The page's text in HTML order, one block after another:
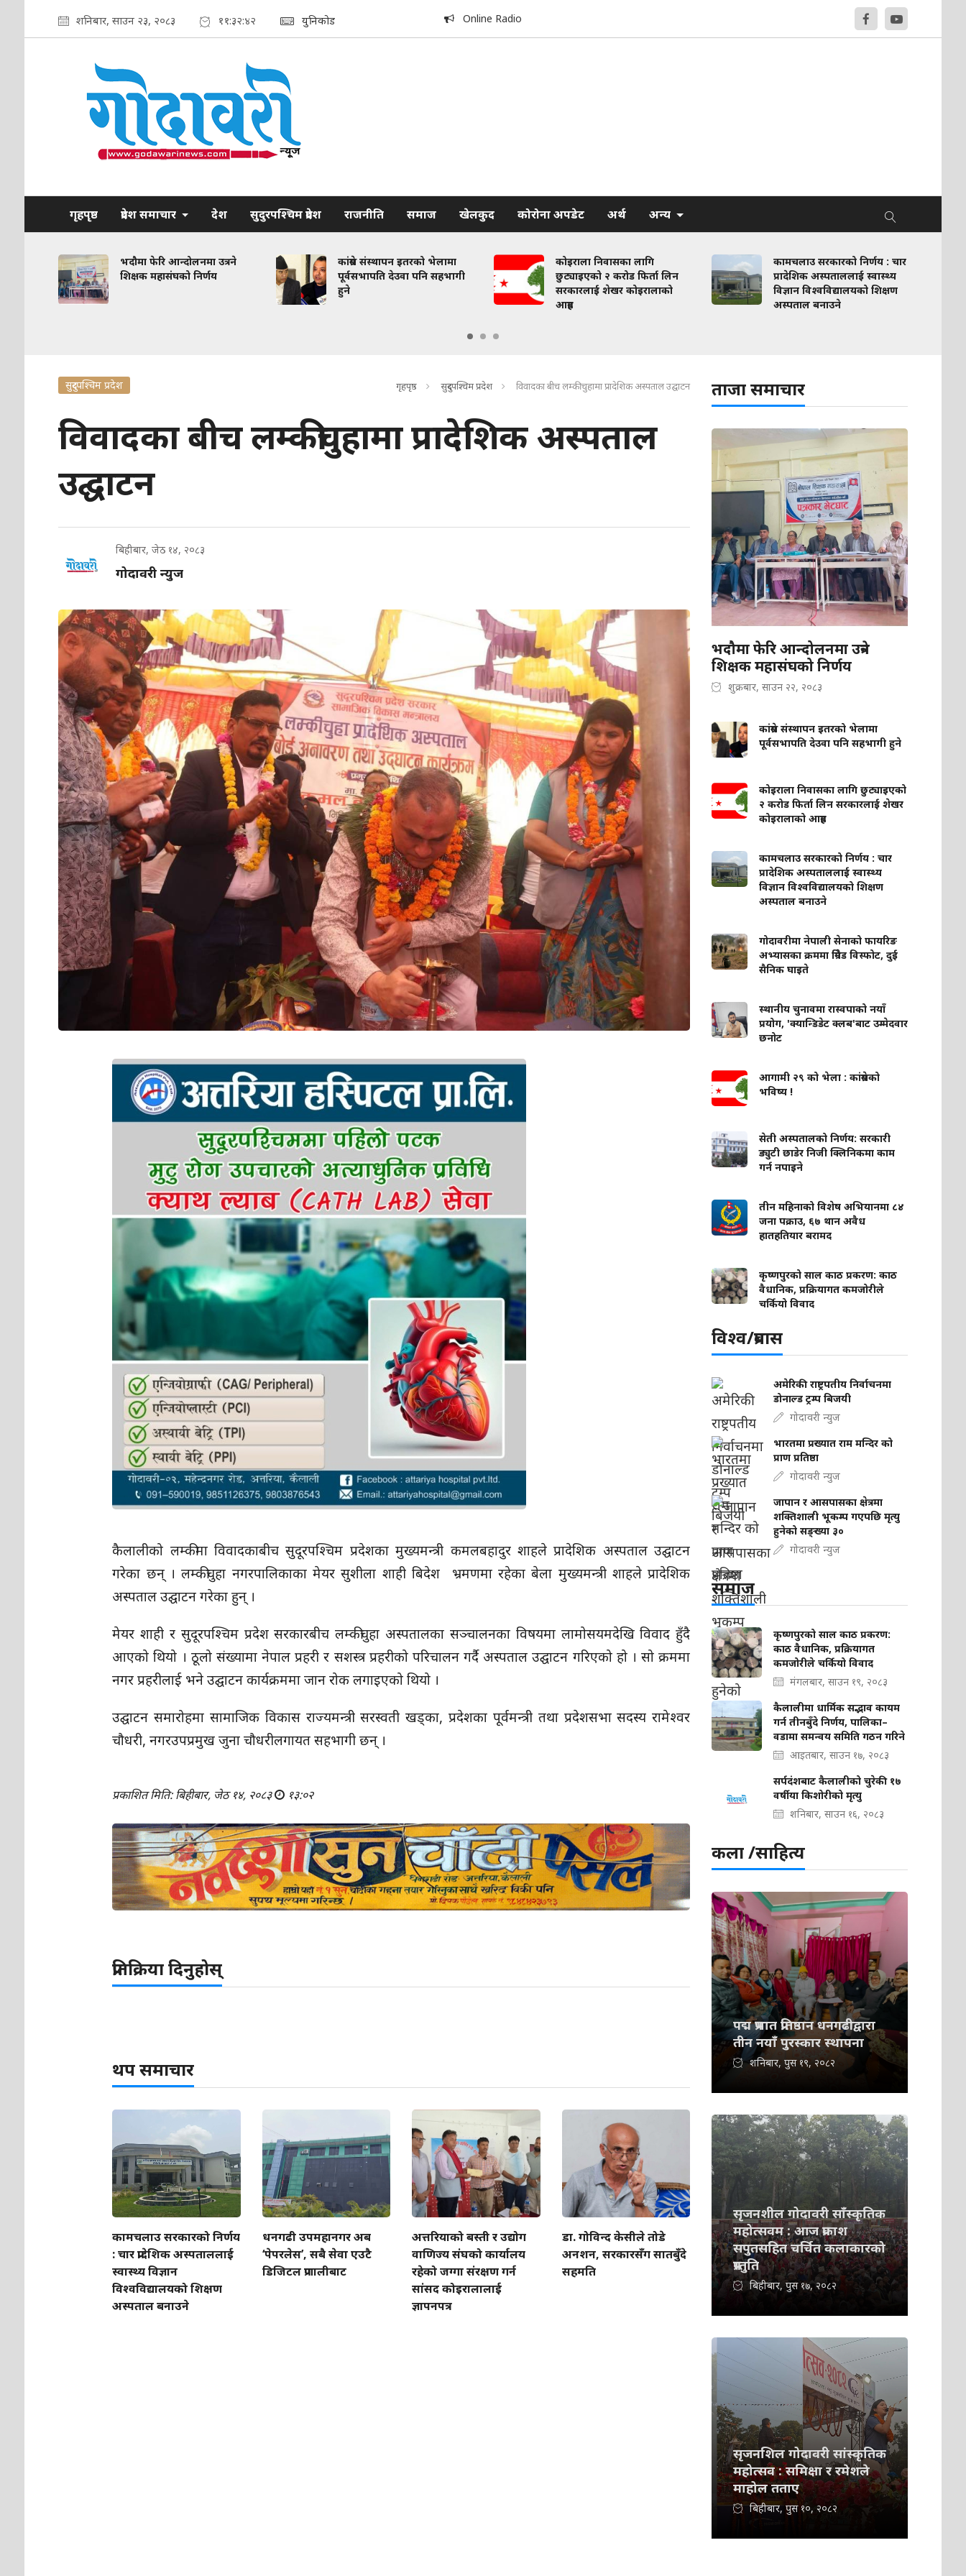
शनिबार, साउन २३, २०८३ ११:३२:४३ युनिकोड Online Radio
गृहपृष्ठ प्रदेश समाचार देश सुदुरपश्चिम प्रदेश राजनीति समाज खेलकुद कोरोना अपडेट अर्थ अन्य
भदौमा फेरि आन्दोलनमा उत्रने
शिक्षक महासंघको निर्णय
कांग्रेस संस्थापन इतरको भेलामा
पूर्वसभापति देउवा पनि सहभागी
हुने
कोइराला निवासका लागि
छुट्याइएको २ करोड फिर्ता लिन
सरकारलाई शेखर कोइरालाको
आग्रह
कामचलाउ सरकारको निर्णय : चार
प्रादेशिक अस्पताललाई स्वास्थ्य
विज्ञान विश्वविद्यालयको शिक्षण
अस्पताल बनाउने
सुदुरपश्चिम प्रदेश गृहपृष्ठ सुदुरपश्चिम प्रदेश विवादका बीच लम्कीचुहामा प्रादेशिक अस्पताल उद्घाटन
विवादका बीच लम्कीचुहामा प्रादेशिक अस्पताल
उद्घाटन
बिहीबार, जेठ १४, २०८३
गोदावरी न्युज
कैलालीको लम्कीमा विवादकाबीच सुदूरपश्चिम प्रदेशका मुख्यमन्त्री कमलबहादुर शाहले प्रादेशिक अस्पताल उद्घाटन
गरेका छन् । लम्कीचुहा नगरपालिकाका मेयर सुशीला शाही बिदेश भ्रमणमा रहेका बेला मुख्यमन्त्री शाहले प्रादेशिक
अस्पताल उद्घाटन गरेका हुन् ।
मेयर शाही र सुदूरपश्चिम प्रदेश सरकारबीच लम्कीचुहा अस्पतालका सञ्चालनका विषयमा लामोसयमदेखि विवाद हुँदै
आएको थियो । ठूलो संख्यामा नेपाल प्रहरी र सशस्त्र प्रहरीको परिचालन गर्दै अस्पताल उद्घाटन गरिएको हो । सो क्रममा
नगर प्रहरीलाई भने उद्घाटन कार्यक्रममा जान रोक लगाइएको थियो ।
उद्घाटन समारोहमा सामाजिक विकास राज्यमन्त्री सरस्वती खड्का, प्रदेशका पूर्वमन्त्री तथा प्रदेशसभा सदस्य रामेश्वर
चौधरी, नगरउपप्रमुख जुना चौधरीलगायत सहभागी छन् ।
प्रकाशित मिति: बिहीबार, जेठ १४, २०८३ १३:०२
प्रतिक्रिया दिनुहोस्
थप समाचार
कामचलाउ सरकारको निर्णय
: चार प्रादेशिक अस्पताललाई
स्वास्थ्य विज्ञान
विश्वविद्यालयको शिक्षण
अस्पताल बनाउने
धनगढी उपमहानगर अब
‘पेपरलेस’, सबै सेवा एउटै
डिजिटल प्रणालीबाट
अत्तरियाको बस्ती र उद्योग
वाणिज्य संघको कार्यालय
रहेको जग्गा संरक्षण गर्न
सांसद कोइरालालाई
ज्ञापनपत्र
डा. गोविन्द केसीले तोडे
अनशन, सरकारसँग सातबुँदे
सहमति
ताजा समाचार
भदौमा फेरि आन्दोलनमा उत्रने
शिक्षक महासंघको निर्णय
शुक्रबार, साउन २२, २०८३
कांग्रेस संस्थापन इतरको भेलामा
पूर्वसभापति देउवा पनि सहभागी हुने
कोइराला निवासका लागि छुट्याइएको
२ करोड फिर्ता लिन सरकारलाई शेखर
कोइरालाको आग्रह
कामचलाउ सरकारको निर्णय : चार
प्रादेशिक अस्पताललाई स्वास्थ्य
विज्ञान विश्वविद्यालयको शिक्षण
अस्पताल बनाउने
गोदावरीमा नेपाली सेनाको फायरिङ
अभ्यासका क्रममा ग्रिनेड विस्फोट, दुई
सैनिक घाइते
स्थानीय चुनावमा रास्वपाको नयाँ
प्रयोग, 'क्यान्डिडेट क्लब'बाट उम्मेदवार
छनोट
आगामी २९ को भेला : कांग्रेसको
भविष्य !
सेती अस्पतालको निर्णय: सरकारी
ड्युटी छाडेर निजी क्लिनिकमा काम
गर्न नपाइने
तीन महिनाको विशेष अभियानमा ८४
जना पक्राउ, ६७ थान अवैध
हातहतियार बरामद
कृष्णपुरको साल काठ प्रकरण: काठ
वैधानिक, प्रक्रियागत कमजोरीले
चर्कियो विवाद
विश्व/प्रबास
अमेरिकी राष्ट्रपतीय निर्वाचनमा
डोनाल्ड ट्रम्प बिजयी
गोदावरी न्युज
भारतमा प्रख्यात राम मन्दिर को
प्राण प्रतिष्ठा
गोदावरी न्युज
जापान र आसपासका क्षेत्रमा
शक्तिशाली भूकम्प गएपछि मृत्यु
हुनेको सङ्ख्या ३०
गोदावरी न्युज
समाज
कृष्णपुरको साल काठ प्रकरण:
काठ वैधानिक, प्रक्रियागत
कमजोरीले चर्कियो विवाद
मंगलबार, साउन १९, २०८३
कैलालीमा धार्मिक सद्भाव कायम
गर्न तीनबुँदे निर्णय, पालिका–
वडामा समन्वय समिति गठन गरिने
आइतबार, साउन १७, २०८३
सर्पदंशबाट कैलालीको चुरेकी १७
वर्षीया किशोरीको मृत्यु
शनिबार, साउन १६, २०८३
कला /साहित्य
पद्म प्रभात प्रतिष्ठान धनगढीद्वारा
तीन नयाँ पुरस्कार स्थापना
शनिबार, पुस १९, २०८२
सृजनशील गोदावरी साँस्कृतिक
महोत्सवम : आज प्रकाश
सपुतसहित चर्चित कलाकारको
प्रस्तुति
बिहीबार, पुस १७, २०८२
सृजनशिल गोदावरी सांस्कृतिक
महोत्सव : समिक्षा र रमेशले
माहोल तताए
बिहीबार, पुस १०, २०८२